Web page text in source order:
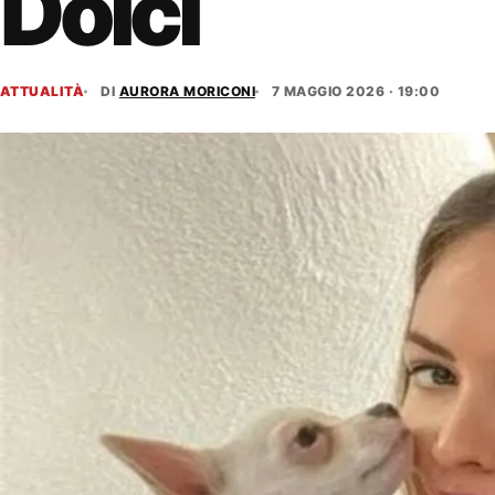
ATTUALITÀ DI AURORA MORICONI 7 MAGGIO 2026 · 19:00